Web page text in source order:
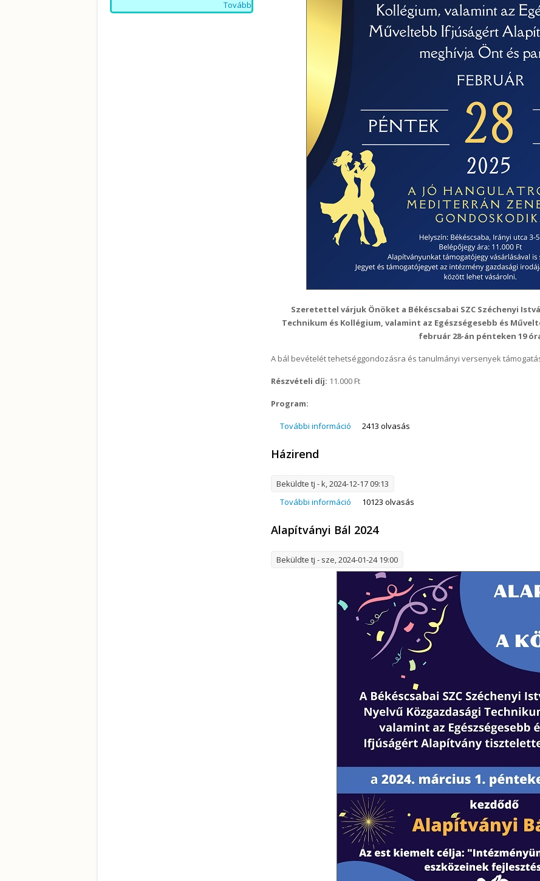
Szeretettel várjuk Önöket a Békéscsabai SZC Széchenyi
Technikum és Kollégium, valamint az Egészségesebb és
február 28-án pénteken 19
A bál bevételét tehetséggondozásra és tanulmányi versenyek
Részvételi díj: 11.000 Ft
Program:
További információ Alapítványi Bál 2025 tartalommal kapcsolatosan
2413 olvasás
Házirend
Beküldtetj - k, 2024-12-17 09:13
További információ Házirend tartalommal kapcsolatosan
10123 olvasás
Alapítványi Bál 2024
Beküldtetj - sze, 2024-01-24 19:00
Tovább